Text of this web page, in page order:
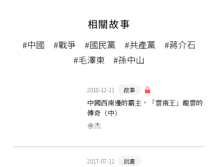
相關故事
#中國 #戰爭 #國民黨 #共產黨
#蔣介石
#毛澤東
#孫中山
2018-12-11 故事
中國西南邊的霸主，「雲南王」龍雲的
傳奇（中）
余杰
2017-07-11 說書